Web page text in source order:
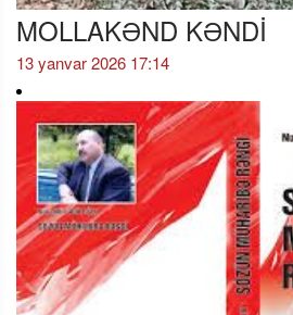
MOLLAKƏND KƏNDİ
13 yanvar 2026 17:14